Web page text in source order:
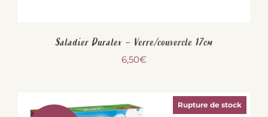
Saladier Duralex – Verre/couvercle 17cm
6,50€
Rupture de stock